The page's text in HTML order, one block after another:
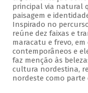
principal via natural
paisagem e
Inspirado no
reúne dez faixas e
maracatu e frevo,
contemporâneos e
faz menção às
cultura nordestina,
nordeste como